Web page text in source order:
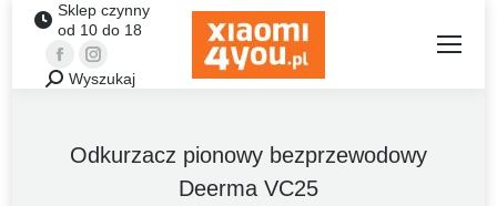
Sklep czynny
od 10 do 18
FacebookInstagram
Szukaj:Wyszukaj
Odkurzacz pionowy bezprzewodowy
Deerma VC25